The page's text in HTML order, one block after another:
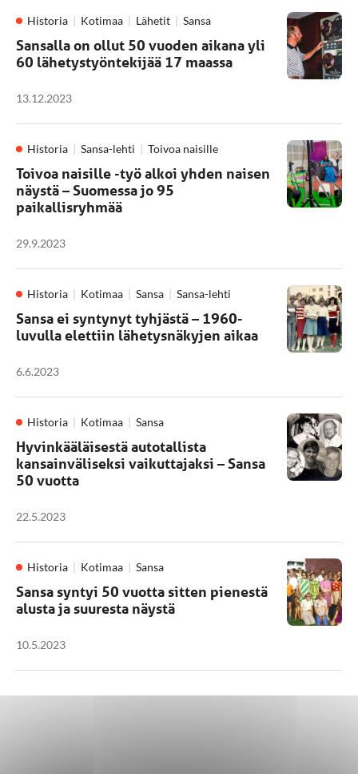
Historia Kotimaa Lähetit Sansa
Sansalla on ollut 50 vuoden aikana yli
60 lähetystyöntekijää 17 maassa
13.12.2023
Historia Sansa-lehti Toivoa naisille
Toivoa naisille -työ alkoi yhden naisen
näystä – Suomessa jo 95
paikallisryhmää
29.9.2023
Historia Kotimaa Sansa Sansa-lehti
Sansa ei syntynyt tyhjästä – 1960-
luvulla elettiin lähetysnäkyjen aikaa
6.6.2023
Historia Kotimaa Sansa
Hyvinkääläisestä autotallista
kansainväliseksi vaikuttajaksi – Sansa
50 vuotta
22.5.2023
Historia Kotimaa Sansa
Sansa syntyi 50 vuotta sitten pienestä
alusta ja suuresta näystä
10.5.2023